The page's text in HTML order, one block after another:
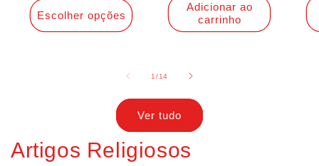
Escolher opções
Adicionar ao
carrinho
1 /de
14
Ver tudo
Artigos Religiosos